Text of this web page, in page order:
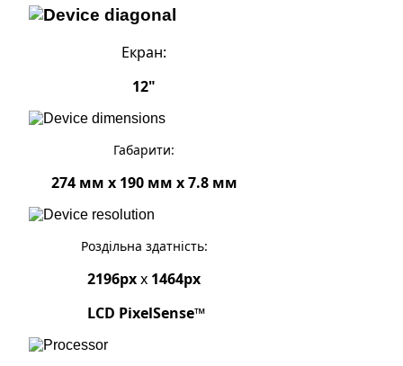
Екран:
12"
Габарити:
274 мм x 190 мм x 7.8 мм
Роздільна здатність:
2196pxx 1464px
LCD PixelSense™